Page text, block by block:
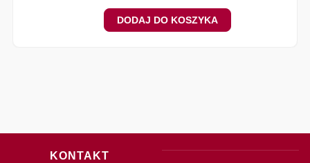
DODAJ DO KOSZYKA
KONTAKT